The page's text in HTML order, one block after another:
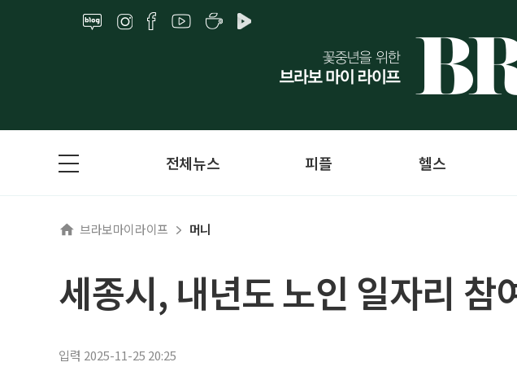
전체뉴스 피플 헬스
브라보마이라이프 머니
세종시, 내년도 노인 일자리 참
입력 2025-11-25 20:25